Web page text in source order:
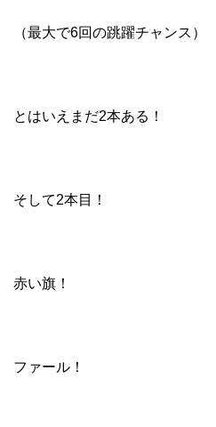
（最大で6回の跳躍チャンス）
とはいえまだ2本ある！
そして2本目！
赤い旗！
ファール！